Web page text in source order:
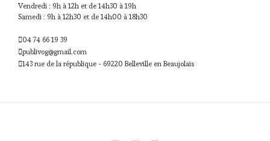
Vendredi : 9h à 12h et de 14h30 à 19h
Samedi : 9h à 12h30 et de 14h00 à 18h30
04 74 66 19 39
publivog@gmail.com
143 rue de la république - 69220 Belleville en Beaujolais